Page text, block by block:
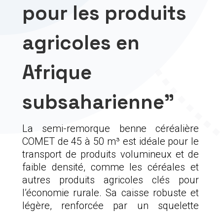
pour les produits
agricoles en
Afrique
subsaharienne”
La semi-remorque benne céréalière
COMET de 45 à 50 m³ est idéale pour le
transport de produits volumineux et de
faible densité, comme les céréales et
autres produits agricoles clés pour
l’économie rurale. Sa caisse robuste et
légère, renforcée par un squelette